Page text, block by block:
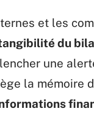
et les
du
une
la mémoire